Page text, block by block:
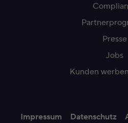
Presse
Jobs
Kunden
Impressum Datenschutz